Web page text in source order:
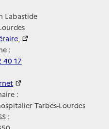
Labastide
:
40 17
:
Tarbes-Lourdes
: